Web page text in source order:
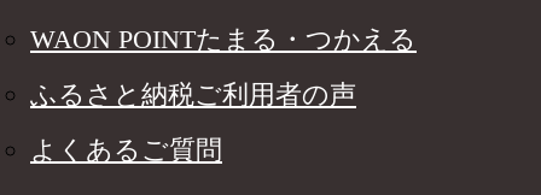
WAON POINTたまる・つかえる
ふるさと納税ご利用者の声
よくあるご質問